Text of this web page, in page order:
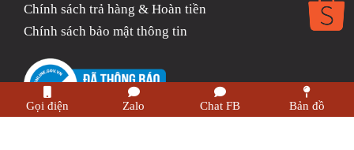
Chính sách trả hàng & Hoàn tiền
Chính sách bảo mật thông tin
Gọi điện Zalo Chat FB Bản đồ